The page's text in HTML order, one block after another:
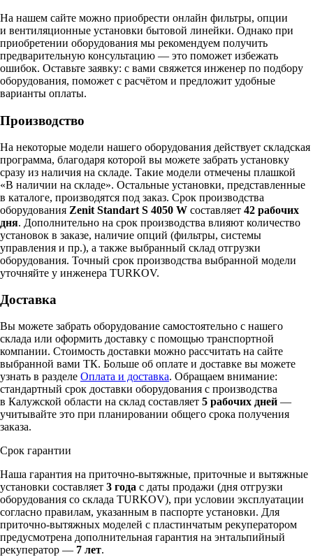
На нашем сайте можно приобрести онлайн фильтры, опции
и вентиляционные установки бытовой линейки. Однако при
приобретении оборудования мы рекомендуем получить
предварительную консультацию — это поможет избежать
ошибок. Оставьте заявку: с вами свяжется инженер по подбору
оборудования, поможет с расчётом и предложит удобные
варианты оплаты.
Производство
На некоторые модели нашего оборудования действует складская
программа, благодаря которой вы можете забрать установку
сразу из наличия на складе. Такие модели отмечены плашкой
«В наличии на складе». Остальные установки, представленные
в каталоге, производятся под заказ. Срок производства
оборудования Zenit Standart S 4050 W составляет 42 рабочих
дня. Дополнительно на срок производства влияют количество
установок в заказе, наличие опций (фильтры, системы
управления и пр.), а также выбранный склад отгрузки
оборудования. Точный срок производства выбранной модели
уточняйте у инженера TURKOV.
Доставка
Вы можете забрать оборудование самостоятельно с нашего
склада или оформить доставку с помощью транспортной
компании. Стоимость доставки можно рассчитать на сайте
выбранной вами ТК. Больше об оплате и доставке вы можете
узнать в разделе Оплата и доставка. Обращаем внимание:
стандартный срок доставки оборудования с производства
в Калужской области на склад составляет 5 рабочих дней —
учитывайте это при планировании общего срока получения
заказа.
Срок гарантии
Наша гарантия на приточно-вытяжные, приточные и вытяжные
установки составляет 3 года с даты продажи (дня отгрузки
оборудования со склада TURKOV), при условии эксплуатации
согласно правилам, указанным в паспорте установки. Для
приточно-вытяжных моделей с пластинчатым рекуператором
предусмотрена дополнительная гарантия на энтальпийный
рекуператор — 7 лет.